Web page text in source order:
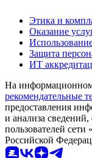
Этика и
Оказание
Защита
ИТ
На информационном
рекомендательные
предоставления
и анализа
пользователей
Российской